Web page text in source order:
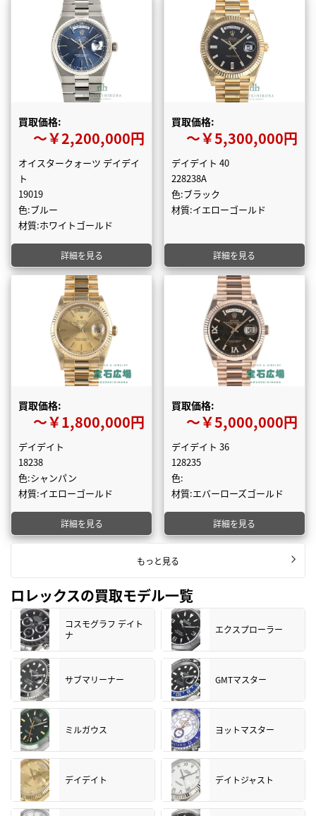
買取価格:
〜￥2,200,000円
オイスタークォーツ デイデイ
ト
19019
色:ブルー
材質:ホワイトゴールド
詳細を見る
買取価格:
〜￥5,300,000円
デイデイト 40
228238A
色:ブラック
材質:イエローゴールド
詳細を見る
買取価格:
〜￥1,800,000円
デイデイト
18238
色:シャンパン
材質:イエローゴールド
詳細を見る
買取価格:
〜￥5,000,000円
デイデイト 36
128235
色:
材質:エバーローズゴールド
詳細を見る
もっと見る
ロレックスの買取モデル一覧
コスモグラフ デイト
ナ
エクスプローラー
サブマリーナー GMTマスター
ミルガウス ヨットマスター
デイデイト デイトジャスト